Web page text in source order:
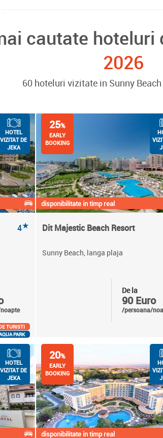
cautate hoteluri
2026
60 hoteluri vizitate in Sunny
4★
HOTEL
VIZITAT DE
JEKA
TURISTI
PARK
disponibilitate in timp real
Dit Majestic Beach Resort
Sunny Beach, langa plaja
De la
90 Euro
/persoana/
25%
EARLY
BOOKING
HOTEL
VIZITAT DE
JEKA
disponibilitate in timp real
20%
EARLY
BOOKING